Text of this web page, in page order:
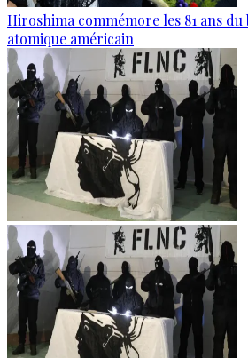
Hiroshima commémore les 81 ans
atomique américain